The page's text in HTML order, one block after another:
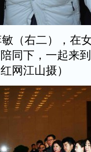
（右二），在
同下，一起来
红网江山摄）